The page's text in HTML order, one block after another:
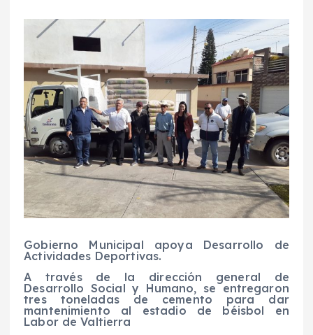
Gobierno Municipal apoya Desarrollo de
Actividades Deportivas.
A través de la dirección general de
Desarrollo Social y Humano, se entregaron
tres toneladas de cemento para dar
mantenimiento al estadio de béisbol en
Labor de Valtierra